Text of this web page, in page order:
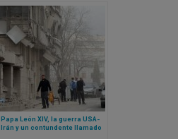
palestino
Papa León XIV, la guerra USA-
Irán y un contundente llamado